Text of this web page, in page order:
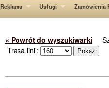
Reklama Usługi Zamówienia
« Powrót do wyszukiwarki
Trasa linii: